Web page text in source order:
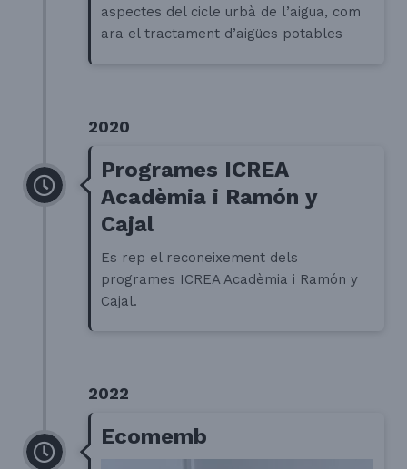
aspectes del cicle urbà de l’aigua, com
ara el tractament d’aigües potables
2020
Programes ICREA
Acadèmia i Ramón y
Cajal
Es rep el reconeixement dels
programes ICREA Acadèmia i Ramón y
Cajal.
2022
Ecomemb